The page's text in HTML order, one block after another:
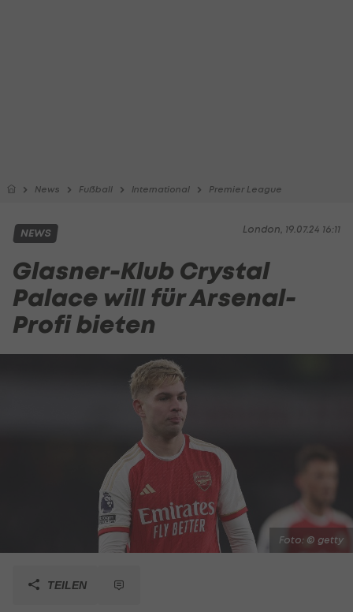
News Fußball International Premier League
London, 19.07.24 16:11
NEWS
Glasner-Klub Crystal
Palace will für Arsenal-
Profi bieten
Foto: © getty
TEILEN